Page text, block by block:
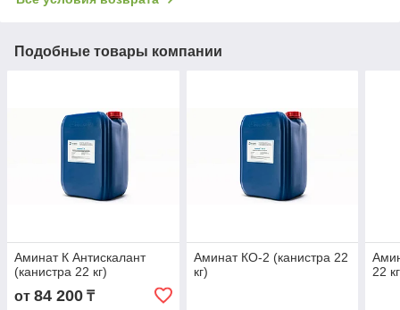
Подобные товары компании
Аминат К Антискалант
(канистра 22 кг)
от 84 200 ₸
Аминат КО-2 (канистра 22
кг)
22